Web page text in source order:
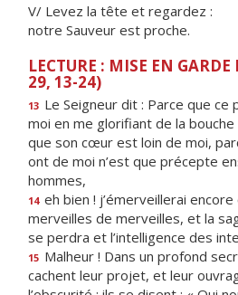
V/ Levez la tête et regardez :
notre Sauveur est proche.
LECTURE : MISE EN GARDE
29, 13-24)
13 Le Seigneur dit : Parce que ce
moi en me glorifiant de la
que son cœur est loin de moi,
ont de moi n’est que précepte
hommes,
14 eh bien ! j’émerveillerai
merveilles de merveilles, et la
se perdra et l’intelligence des
15 Malheur ! Dans un profond
cachent leur projet, et leur